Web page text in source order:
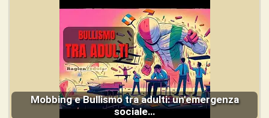
Mobbing e Bullismo tra adulti: un'emergenza
sociale…